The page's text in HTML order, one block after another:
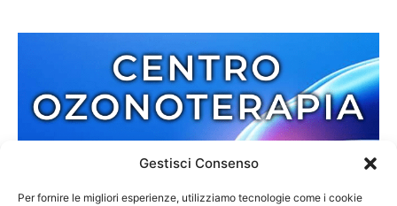
Gestisci Consenso
Per fornire le migliori esperienze, utilizziamo tecnologie come i cookie